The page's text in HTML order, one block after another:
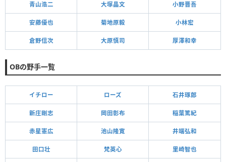
青山浩二 大塚晶文 小野晋吾
安藤優也 菊地原毅 小林宏
倉野信次 大原慎司 厚澤和幸
OBの野手一覧
イチロー ローズ 石井琢郎
新庄剛志 岡田彰布 稲葉篤紀
赤星憲広 池山隆寛 井端弘和
田口壮 梵英心 里崎智也